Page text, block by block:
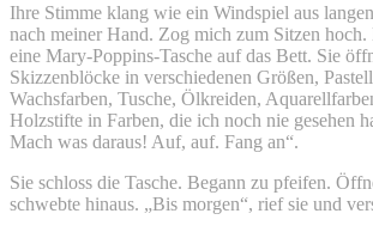
Ihre Stimme klang wie ein Windspiel aus
nach meiner Hand. Zog mich zum Sitzen hoch.
eine Mary-Poppins-Tasche auf das Bett. Sie
Skizzenblöcke in verschiedenen Größen,
Wachsfarben, Tusche, Ölkreiden,
Holzstifte in Farben, die ich noch nie gesehen
Mach was daraus! Auf, auf. Fang an“.
Sie schloss die Tasche. Begann zu pfeifen.
schwebte hinaus. „Bis morgen“, rief sie und